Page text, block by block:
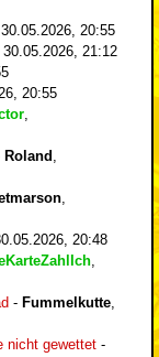
30.05.2026, 20:55
30.05.2026, 21:12
20:55
Roland
20:48
- Fummelkutte
nicht gewettet -